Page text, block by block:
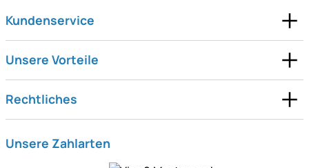
Kundenservice
Unsere Vorteile
Rechtliches
Unsere Zahlarten